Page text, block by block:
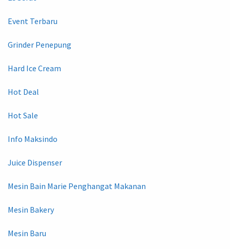
Event Terbaru
Grinder Penepung
Hard Ice Cream
Hot Deal
Hot Sale
Info Maksindo
Juice Dispenser
Mesin Bain Marie Penghangat Makanan
Mesin Bakery
Mesin Baru